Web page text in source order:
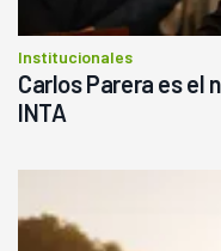
Institucionales
Carlos Parera es el
INTA